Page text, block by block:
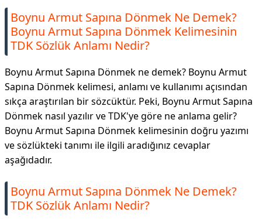
Boynu Armut Sapına Dönmek Ne Demek?
Boynu Armut Sapına Dönmek Kelimesinin
TDK Sözlük Anlamı Nedir?
Boynu Armut Sapına Dönmek ne demek? Boynu Armut
Sapına Dönmek kelimesi, anlamı ve kullanımı açısından
sıkça araştırılan bir sözcüktür. Peki, Boynu Armut Sapına
Dönmek nasıl yazılır ve TDK'ye göre ne anlama gelir?
Boynu Armut Sapına Dönmek kelimesinin doğru yazımı
ve sözlükteki tanımı ile ilgili aradığınız cevaplar
aşağıdadır.
Boynu Armut Sapına Dönmek Ne Demek?
TDK Sözlük Anlamı Nedir?